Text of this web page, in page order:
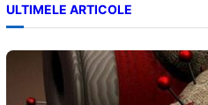
ULTIMELE ARTICOLE